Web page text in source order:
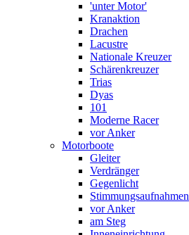
'unter Motor'
Kranaktion
Drachen
Lacustre
Nationale Kreuzer
Schärenkreuzer
Trias
Dyas
101
Moderne Racer
vor Anker
Motorboote
Gleiter
Verdränger
Gegenlicht
Stimmungsaufnahmen
vor Anker
am Steg